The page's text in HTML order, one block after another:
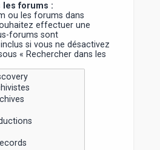
les forums :
ou les forums dans
effectuer une
forums sont
si vous ne désactivez
« Rechercher dans les